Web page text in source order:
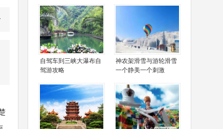
自驾车到三峡大瀑布自
驾游攻略
神农架滑雪与游轮滑雪
一个静美一个刺激